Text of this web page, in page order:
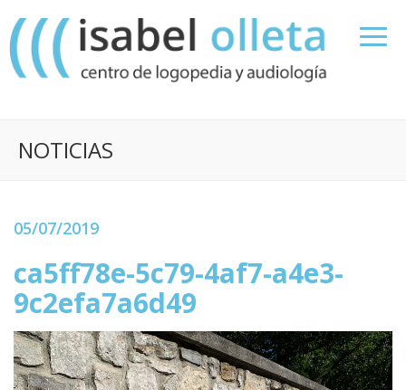
NOTICIAS
05/07/2019
ca5ff78e-5c79-4af7-a4e3-
9c2efa7a6d49